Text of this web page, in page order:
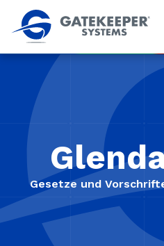
Gesetze und